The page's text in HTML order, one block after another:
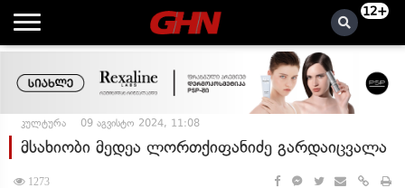
12+
კულტურა 09 აგვისტო 2024, 11:08
მსახიობი მედეა ლორთქიფანიძე გარდაიცვალა
1273